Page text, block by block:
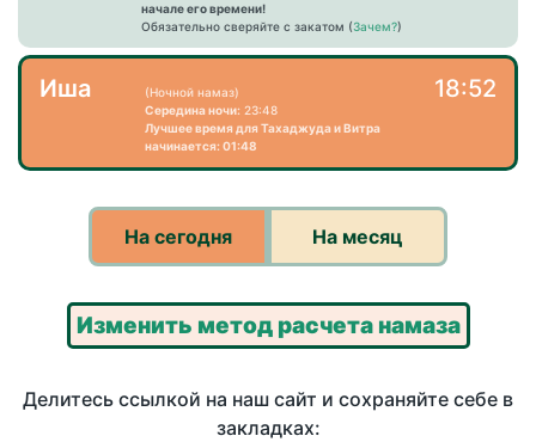
начале его времени!
Обязательно сверяйте с закатом (Зачем?)
Иша
(Ночной намаз)
Середина ночи: 23:48
Лучшее время для Тахаджуда и Витра
начинается: 01:48
18:52
На сегодня На месяц
Изменить метод расчета намаза
Делитесь ссылкой на наш сайт и сохраняйте себе в
закладках: